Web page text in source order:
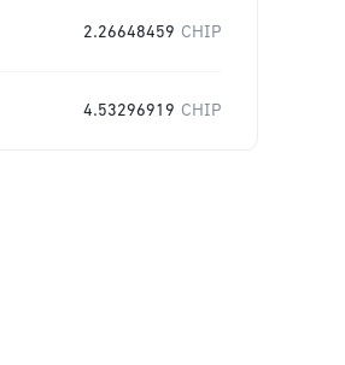
2.26648459 CHIP
4.53296919 CHIP